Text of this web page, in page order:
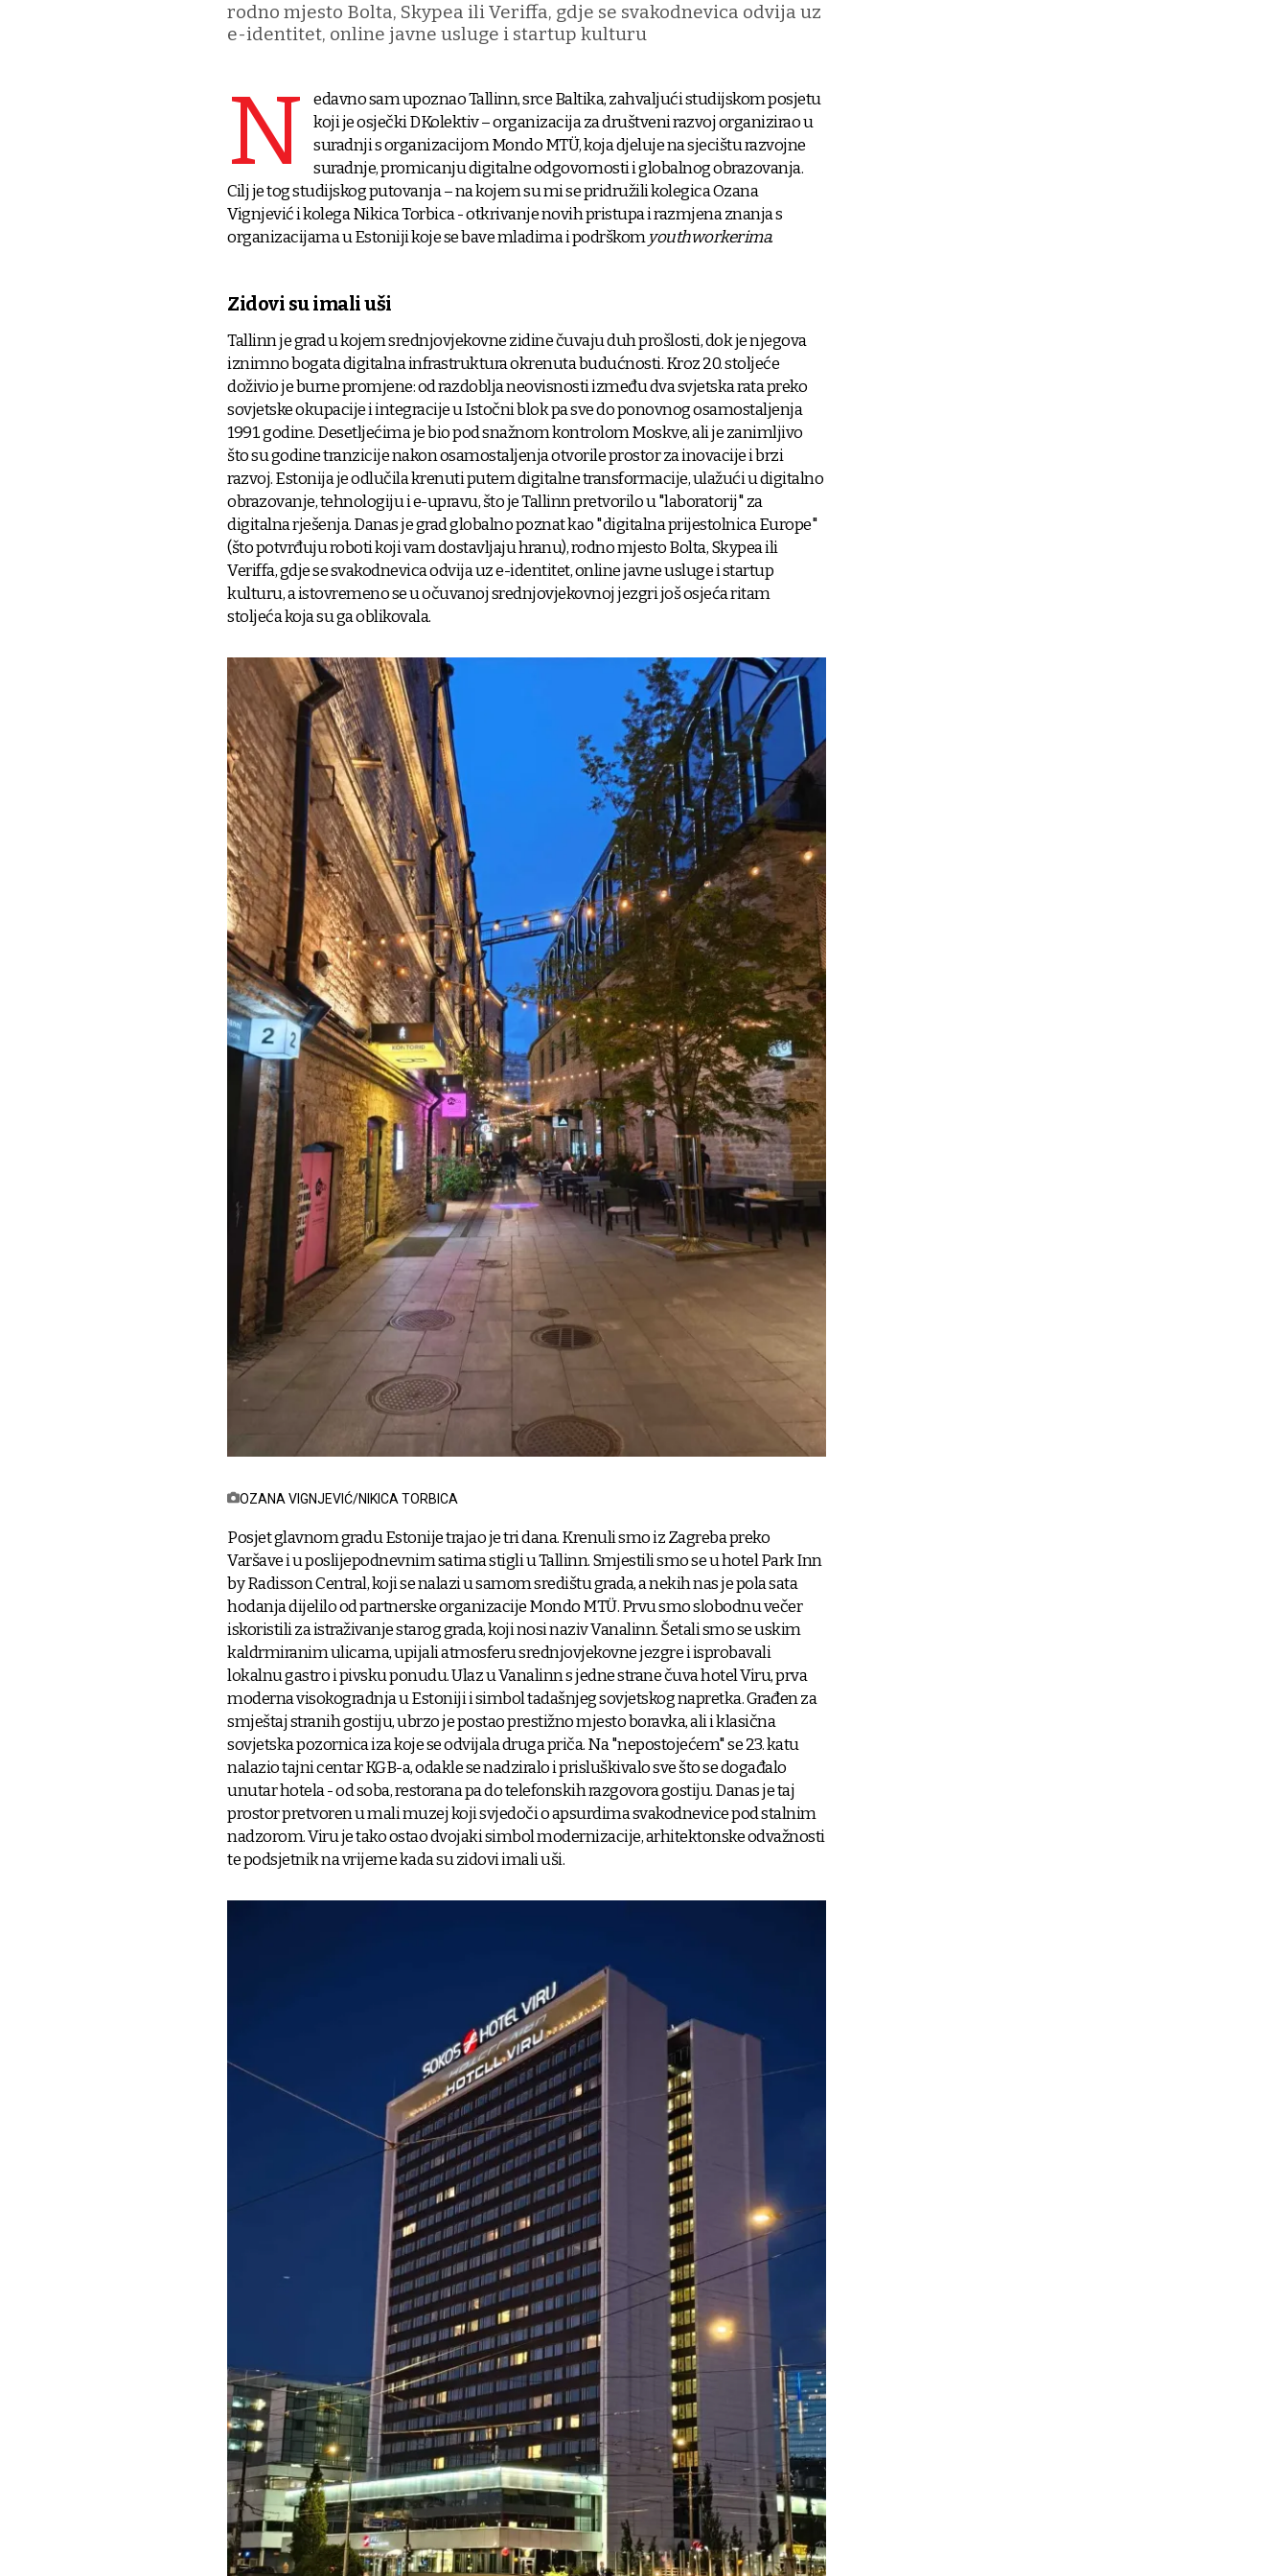
rodno mjesto Bolta, Skypea ili Veriffa, gdje se svakodnevica odvija uz
e-identitet, online javne usluge i startup kulturu
N
edavno sam upoznao Tallinn, srce Baltika, zahvaljući studijskom posjetu
koji je osječki DKolektiv – organizacija za društveni razvoj organizirao u
suradnji s organizacijom Mondo MTÜ, koja djeluje na sjecištu razvojne
suradnje, promicanju digitalne odgovornosti i globalnog obrazovanja.
Cilj je tog studijskog putovanja – na kojem su mi se pridružili kolegica Ozana
Vignjević i kolega Nikica Torbica - otkrivanje novih pristupa i razmjena znanja s
organizacijama u Estoniji koje se bave mladima i podrškomyouthworkerima.
Zidovi su imali uši
Tallinn je grad u kojem srednjovjekovne zidine čuvaju duh prošlosti, dok je njegova
iznimno bogata digitalna infrastruktura okrenuta budućnosti. Kroz 20. stoljeće
doživio je burne promjene: od razdoblja neovisnosti između dva svjetska rata preko
sovjetske okupacije i integracije u Istočni blok pa sve do ponovnog osamostaljenja
1991. godine. Desetljećima je bio pod snažnom kontrolom Moskve, ali je zanimljivo
što su godine tranzicije nakon osamostaljenja otvorile prostor za inovacije i brzi
razvoj. Estonija je odlučila krenuti putem digitalne transformacije, ulažući u digitalno
obrazovanje, tehnologiju i e-upravu, što je Tallinn pretvorilo u "laboratorij" za
digitalna rješenja. Danas je grad globalno poznat kao "digitalna prijestolnica Europe"
(što potvrđuju roboti koji vam dostavljaju hranu), rodno mjesto Bolta, Skypea ili
Veriffa, gdje se svakodnevica odvija uz e-identitet, online javne usluge i startup
kulturu, a istovremeno se u očuvanoj srednjovjekovnoj jezgri još osjeća ritam
stoljeća koja su ga oblikovala.
OZANA VIGNJEVIĆ/NIKICA TORBICA
Posjet glavnom gradu Estonije trajao je tri dana. Krenuli smo iz Zagreba preko
Varšave i u poslijepodnevnim satima stigli u Tallinn. Smjestili smo se u hotel Park Inn
by Radisson Central, koji se nalazi u samom središtu grada, a nekih nas je pola sata
hodanja dijelilo od partnerske organizacije Mondo MTÜ. Prvu smo slobodnu večer
iskoristili za istraživanje starog grada, koji nosi naziv Vanalinn. Šetali smo se uskim
kaldrmiranim ulicama, upijali atmosferu srednjovjekovne jezgre i isprobavali
lokalnu gastro i pivsku ponudu. Ulaz u Vanalinn s jedne strane čuva hotel Viru, prva
moderna visokogradnja u Estoniji i simbol tadašnjeg sovjetskog napretka. Građen za
smještaj stranih gostiju, ubrzo je postao prestižno mjesto boravka, ali i klasična
sovjetska pozornica iza koje se odvijala druga priča. Na "nepostojećem" se 23. katu
nalazio tajni centar KGB-a, odakle se nadziralo i prisluškivalo sve što se događalo
unutar hotela - od soba, restorana pa do telefonskih razgovora gostiju. Danas je taj
prostor pretvoren u mali muzej koji svjedoči o apsurdima svakodnevice pod stalnim
nadzorom. Viru je tako ostao dvojaki simbol modernizacije, arhitektonske odvažnosti
te podsjetnik na vrijeme kada su zidovi imali uši.